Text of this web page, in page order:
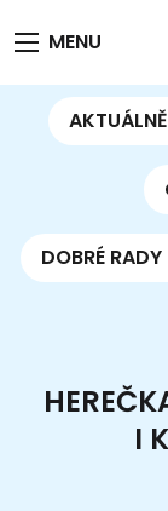
MENU
DOBRÉ
I